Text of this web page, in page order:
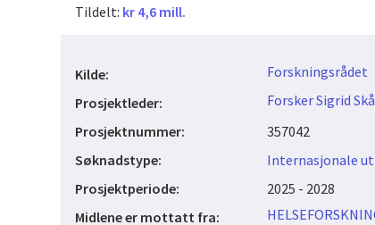
Tildelt: kr 4,6 mill.
Kilde:
Forskningsrådet
Prosjektleder:
Forsker Sigrid
Prosjektnummer:
357042
Søknadstype:
Internasjonale
Prosjektperiode:
2025 - 2028
Midlene er mottatt fra: